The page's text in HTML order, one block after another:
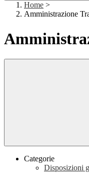
Home >
Amministrazione
Categorie
Disposizioni